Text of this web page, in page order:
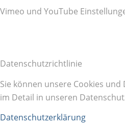
Vimeo und YouTube
Datenschutzrichtlinie
Sie können unsere Cookies
im Detail in unseren
Datenschutzerklärung